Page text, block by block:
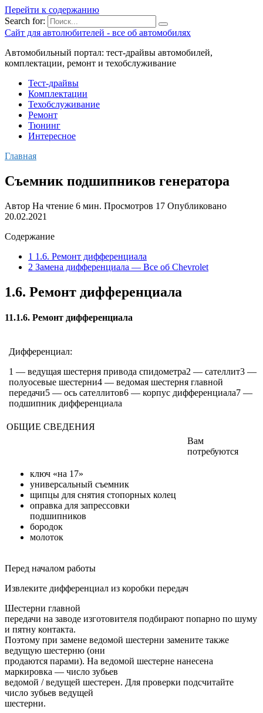
Перейти к содержанию
Search for:
Сайт для автолюбителей - все об автомобилях
Автомобильный портал: тест-драйвы автомобилей,
комплектации, ремонт и техобслуживание
Тест-драйвы
Комплектации
Техобслуживание
Ремонт
Тюнинг
Интересное
Главная
Съемник подшипников генератора
Автор На чтение 6 мин. Просмотров 17 Опубликовано
20.02.2021
Содержание
1 1.6. Ремонт дифференциала
2 Замена дифференциала — Все об Chevrolet
1.6. Ремонт дифференциала
11.1.6. Ремонт дифференциала
Дифференциал:
1 — ведущая шестерня привода спидометра2 — сателлит3 —
полуосевые шестерни4 — ведомая шестерня главной
передачи5 — ось сателлитов6 — корпус дифференциала7 —
подшипник дифференциала
ОБЩИЕ СВЕДЕНИЯ
Вам
потребуются
ключ «на 17»
универсальный съемник
щипцы для снятия стопорных колец
оправка для запрессовки
подшипников
бородок
молоток
Перед началом работы
Извлеките дифференциал из коробки передач
Шестерни главной
передачи на заводе изготовителя подбирают попарно по шуму
и пятну контакта.
Поэтому при замене ведомой шестерни замените также
ведущую шестерню (они
продаются парами). На ведомой шестерне нанесена
маркировка — число зубьев
ведомой / ведущей шестерен. Для проверки подсчитайте
число зубьев ведущей
шестерни.